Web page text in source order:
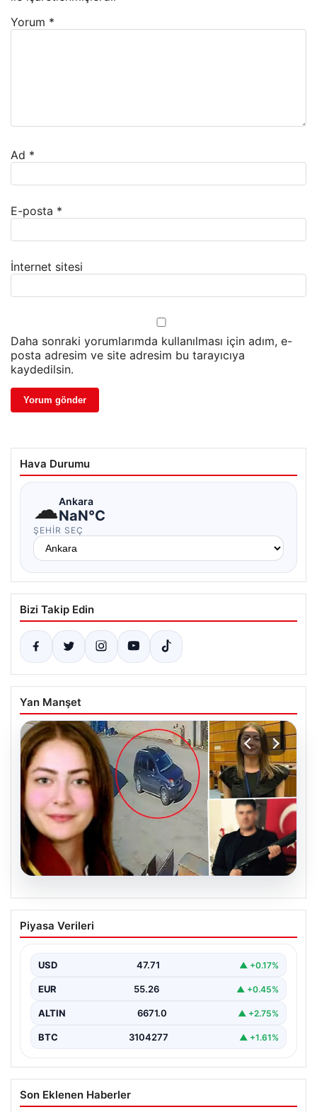
Yorum *
Ad *
E-posta *
İnternet sitesi
Daha sonraki yorumlarımda kullanılması için adım, e-
posta adresim ve site adresim bu tarayıcıya
kaydedilsin.
Hava Durumu
☁Ankara
NaN°C
ŞEHIR SEÇ
Bizi Takip Edin
Yan Manşet
06.08.2026
Hakkında icra takibi başlatan avukatı
katletmişti. İstenen ceza belli oldu
İlgili Detaylar Gün Saydı”, “content”: “ Bursa’nın…
Piyasa Verileri
USD 47.71 ▲ +0.17%
EUR 55.26 ▲ +0.45%
ALTIN 6671.0 ▲ +2.75%
BTC 3104277 ▲ +1.61%
Son Eklenen Haberler